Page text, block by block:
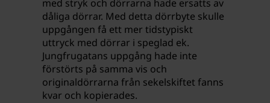
med stryk och dörrarna hade ersatts av
dåliga dörrar. Med detta dörrbyte skulle
uppgången få ett mer tidstypiskt
uttryck med dörrar i speglad ek.
Jungfrugatans uppgång hade inte
förstörts på samma vis och
originaldörrarna från sekelskiftet fanns
kvar och kopierades.